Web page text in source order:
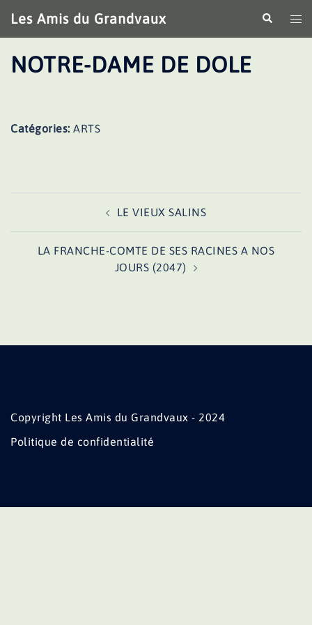
au
contenu
Les Amis du Grandvaux
le
NOTRE-DAME DE DOLE
Catégories: ARTS
LE VIEUX SALINS
LA FRANCHE-COMTE DE SES RACINES A NOS
JOURS (2047)
Copyright Les Amis du Grandvaux - 2024
Politique de confidentialité